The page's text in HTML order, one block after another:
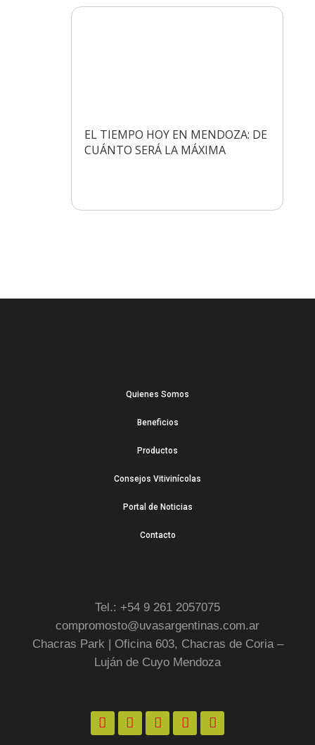
EL TIEMPO HOY EN MENDOZA: DE
CUÁNTO SERÁ LA MÁXIMA
Quienes Somos
Beneficios
Productos
Consejos Vitivinícolas
Portal de Noticias
Contacto
Tel.: +54 9 261 2057075
compromosto@uvasargentinas.com.ar
Chacras Park | Oficina 603, Chacras de Coria –
Luján de Cuyo Mendoza